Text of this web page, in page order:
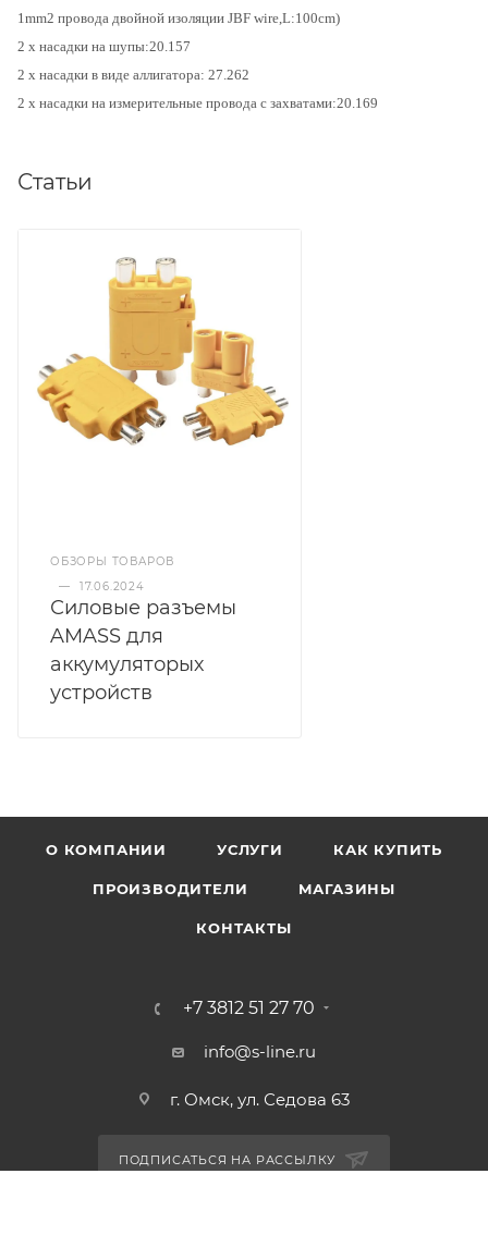
1mm2 провода двойной изоляции JBF wire,L:100cm)
2 x насадки на шупы:20.157
2 x насадки в виде аллигатора: 27.262
2 x насадки на измерительные провода с захватами:20.169
Статьи
ОБЗОРЫ ТОВАРОВ
—
17.06.2024
Силовые разъемы
AMASS для
аккумуляторых
устройств
О КОМПАНИИ УСЛУГИ КАК КУПИТЬ
ПРОИЗВОДИТЕЛИ МАГАЗИНЫ
КОНТАКТЫ
+7 3812 51 27 70
info@s-line.ru
г. Омск, ул. Седова 63
ПОДПИСАТЬСЯ НА РАССЫЛКУ